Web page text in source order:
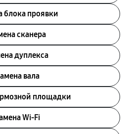
блока проявки
сканера
дуплекса
вала
площадки
Wi-Fi